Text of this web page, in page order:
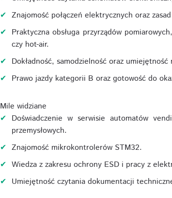
Znajomość połączeń elektrycznych oraz
Praktyczna obsługa przyrządów
czy hot-air.
Dokładność, samodzielność oraz
Prawo jazdy kategorii B oraz gotowość do
Mile widziane
Doświadczenie w serwisie automatów
przemysłowych.
Znajomość mikrokontrolerów STM32.
Wiedza z zakresu ochrony ESD i pracy z
Umiejętność czytania dokumentacji